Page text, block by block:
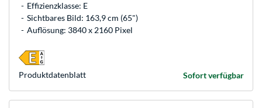
Effizienzklasse: E
Sichtbares Bild: 163,9 cm (65")
Auflösung: 3840 x 2160 Pixel
Sofort verfügbar
Produkt­datenblatt